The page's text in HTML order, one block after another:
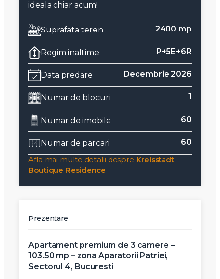
ideala chiar acum!
Suprafata teren 2400 mp
Regim inaltime P+5E+6R
Data predare Decembrie 2026
Numar de blocuri 1
Numar de imobile 60
Numar de parcari
60
Afla mai multe detalii despre Kreisstadt
Boutique Residence
Prezentare
Apartament premium de 3 camere –
103.50 mp – zona Aparatorii Patriei,
Sectorul 4, Bucuresti